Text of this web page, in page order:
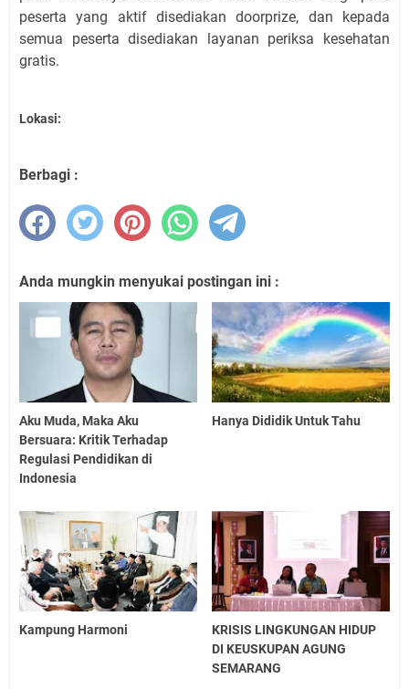
peserta yang aktif disediakan doorprize, dan kepada
semua peserta disediakan layanan periksa kesehatan
gratis.
Lokasi:
Berbagi :
Anda mungkin menyukai postingan ini :
Aku Muda, Maka Aku
Bersuara: Kritik Terhadap
Regulasi Pendidikan di
Indonesia
Hanya Dididik Untuk Tahu
Kampung Harmoni
KRISIS LINGKUNGAN HIDUP
DI KEUSKUPAN AGUNG
SEMARANG